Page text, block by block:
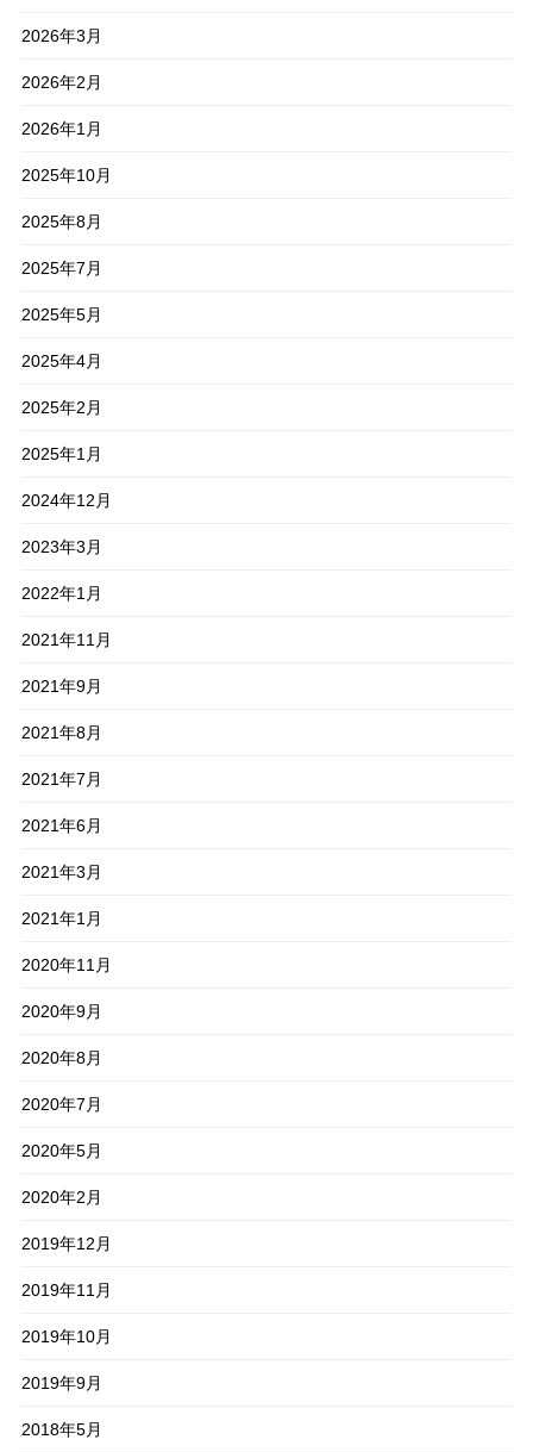
2026年3月
2026年2月
2026年1月
2025年10月
2025年8月
2025年7月
2025年5月
2025年4月
2025年2月
2025年1月
2024年12月
2023年3月
2022年1月
2021年11月
2021年9月
2021年8月
2021年7月
2021年6月
2021年3月
2021年1月
2020年11月
2020年9月
2020年8月
2020年7月
2020年5月
2020年2月
2019年12月
2019年11月
2019年10月
2019年9月
2018年5月